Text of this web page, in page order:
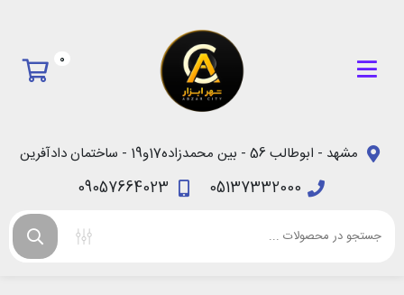
0
مشهد - ابوطالب 56 - بین محمدزاده17و19 - ساختمان دادآفرین
05137332000
09057664023